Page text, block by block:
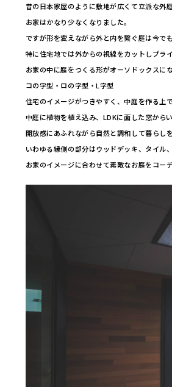
昔の日本家屋のように敷地が広くて立派な外
お家はかなり少なくなりました。
ですが形を変えながら外と内を繋ぐ庭は今で
特に住宅地では外からの視線をカットしプラ
お家の中に庭をつくる形がオーソドックスに
コの字型・ロの字型・L字型
住宅のイメージがつきやすく、中庭を作る上
中庭に植物を植え込み、LDKに面した窓から
開放感にあふれながら自然と調和して暮らし
いわゆる縁側の部分はウッドデッキ、タイル
お家のイメージに合わせて素敵なお庭をコー